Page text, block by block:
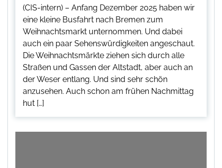
(CIS-intern) – Anfang Dezember 2025 haben wir
eine kleine Busfahrt nach Bremen zum
Weihnachtsmarkt unternommen. Und dabei
auch ein paar Sehenswürdigkeiten angeschaut.
Die Weihnachtsmärkte ziehen sich durch alle
Straßen und Gassen der Altstadt, aber auch an
der Weser entlang. Und sind sehr schön
anzusehen. Auch schon am frühen Nachmittag
hut […]